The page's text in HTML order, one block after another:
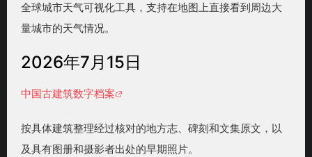
全球城市天气可视化工具，支持在地图上直接看到周边大
量城市的天气情况。
2026年7月15日
中国古建筑数字档案
按具体建筑整理经过核对的地方志、碑刻和文集原文，以
及具有图册和摄影者出处的早期照片。